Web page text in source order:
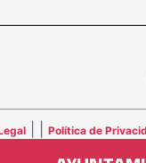
Política de